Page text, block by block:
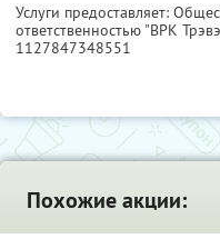
Услуги предоставляет:
ответственностью "ВРК
1127847348551
Похожие акции: